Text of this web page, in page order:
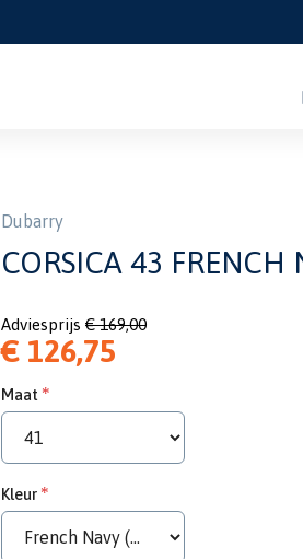
Dubarry
CORSICA 43 FRENCH
Adviesprijs € 169,00
€ 126,75
Maat
Kleur